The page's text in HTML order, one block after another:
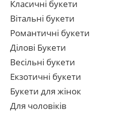
Класичні букети
Вітальні букети
Романтичні букети
Ділові Букети
Весільні букети
Екзотичні букети
Букети для жінок
Для чоловіків